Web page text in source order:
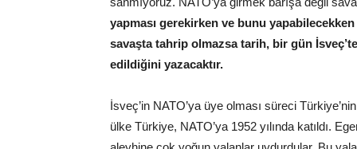
yapması gerekirken ve bunu
savaşta tahrip olmazsa tarih, bir gün
edildiğini yazacaktır.
İsveç’in NATO’ya üye olması süreci
ülke Türkiye, NATO’ya 1952 yılında katıldı.